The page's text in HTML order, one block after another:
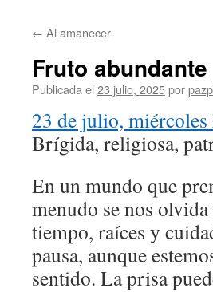
← Al amanecer
Fruto abundante
Publicada el 23 julio, 2025por
23 de julio,
Brígida, religiosa,
En un mundo que
menudo se nos
tiempo, raíces y
pausa, aunque
sentido. La prisa